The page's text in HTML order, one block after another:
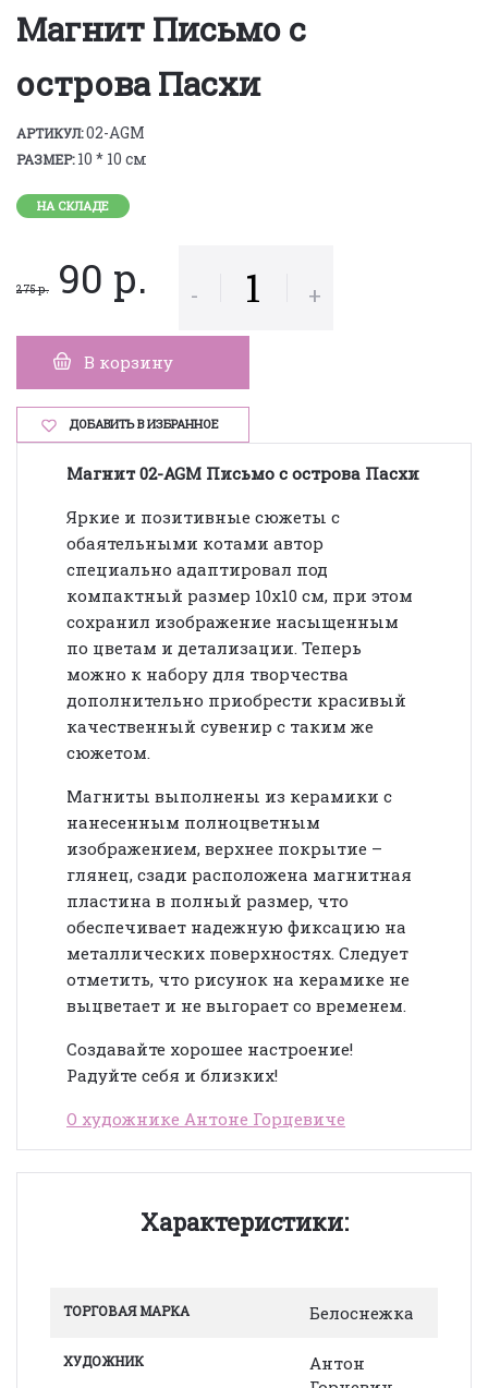
Магнит Письмо с
острова Пасхи
АРТИКУЛ:02-AGM
РАЗМЕР:10 * 10 см
НА СКЛАДЕ
275 р. 90 р. - +
В корзину
ДОБАВИТЬ В ИЗБРАННОЕ
Магнит 02-AGM Письмо с острова Пасхи
Яркие и позитивные сюжеты с
обаятельными котами автор
специально адаптировал под
компактный размер 10х10 см, при этом
сохранил изображение насыщенным
по цветам и детализации. Теперь
можно к набору для творчества
дополнительно приобрести красивый
качественный сувенир с таким же
сюжетом.
Магниты выполнены из керамики с
нанесенным полноцветным
изображением, верхнее покрытие –
глянец, сзади расположена магнитная
пластина в полный размер, что
обеспечивает надежную фиксацию на
металлических поверхностях. Следует
отметить, что рисунок на керамике не
выцветает и не выгорает со временем.
Создавайте хорошее настроение!
Радуйте себя и близких!
О художнике Антоне Горцевиче
Характеристики:
ТОРГОВАЯ МАРКА Белоснежка
ХУДОЖНИК
Антон